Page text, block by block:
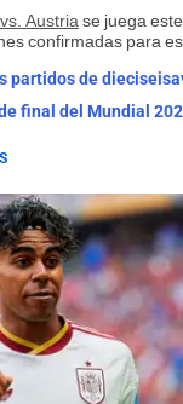
Austria se juega
confirmadas para
partidos de